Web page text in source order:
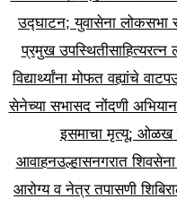
उद्घाटन; युवासेना लोकसभा
प्रमुख उपस्थितीसाहित्यरत्न
विद्यार्थ्यांना मोफत वह्यांचे वाटप
सेनेच्या सभासद नोंदणी
इसमाचा मृत्यू; ओळख
आवाहनउल्हासनगरात
आरोग्य व नेत्र तपासणी